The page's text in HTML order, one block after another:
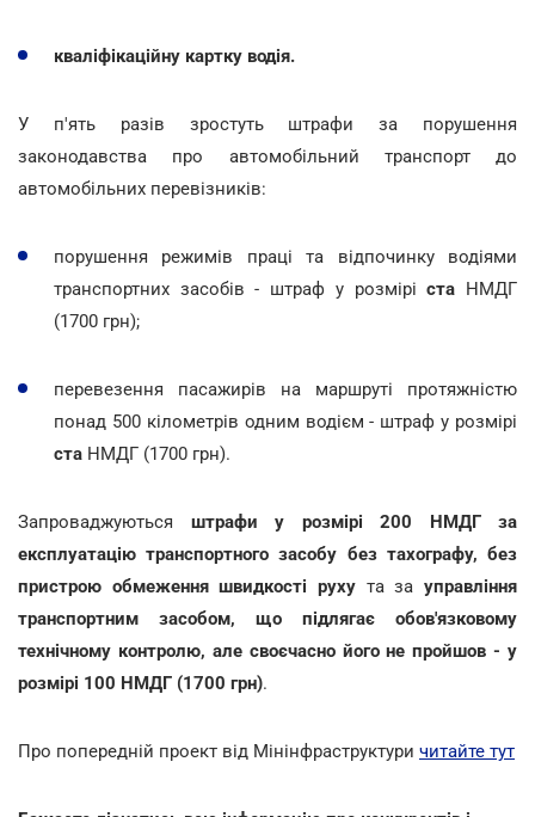
кваліфікаційну картку водія.
У п'ять разів зростуть штрафи за порушення
законодавства про автомобільний транспорт до
автомобільних перевізників:
порушення режимів праці та відпочинку водіями
транспортних засобів - штраф у розміріста НМДГ
(1700 грн);
перевезення пасажирів на маршруті протяжністю
понад 500 кілометрів одним водієм - штраф у розмірі
ста НМДГ (1700 грн).
Запроваджуються штрафи у розмірі 200 НМДГ за
експлуатацію транспортного засобу без тахографу, без
пристрою обмеження швидкості руху та за управління
транспортним засобом, що підлягає обов'язковому
технічному контролю, але своєчасно його не пройшов - у
розмірі 100 НМДГ (1700 грн).
Про попередній проект від Мінінфраструктури читайте тут